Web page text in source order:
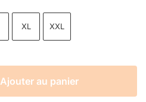
XL XXL
Ajouter au panier